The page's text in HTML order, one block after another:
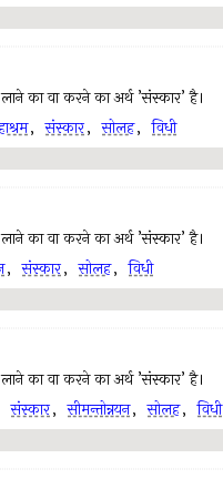
का वा करने का अर्थ ’संस्कार’ है।
, संस्कार, सोलह, विधी
का वा करने का अर्थ ’संस्कार’ है।
, संस्कार, सोलह, विधी
का वा करने का अर्थ ’संस्कार’ है।
संस्कार, सीमन्तोन्नयन, सोलह, विधी